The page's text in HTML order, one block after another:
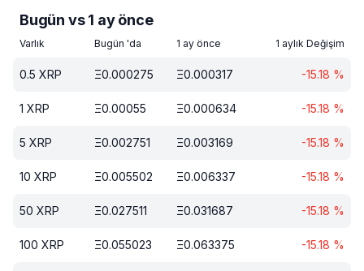
Bugün vs 1 ay önce
Varlık Bugün 'da 1 ay önce 1 aylık Değişim
0.5 XRP Ξ0.000275 Ξ0.000317 -15.18 %
1 XRP Ξ0.00055 Ξ0.000634 -15.18 %
5 XRP Ξ0.002751 Ξ0.003169 -15.18 %
10 XRP Ξ0.005502 Ξ0.006337 -15.18 %
50 XRP Ξ0.027511 Ξ0.031687 -15.18 %
100 XRP Ξ0.055023 Ξ0.063375 -15.18 %